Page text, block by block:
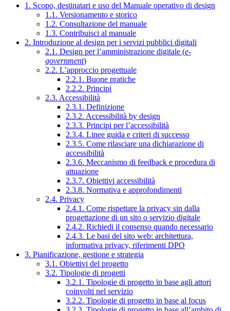
1. Scopo, destinatari e uso del Manuale operativo di design
1.1. Versionamento e storico
1.2. Consultazione del manuale
1.3. Contribuisci al manuale
2. Introduzione al design per i servizi pubblici digitali
2.1. Design per l’amministrazione digitale (e-
government)
2.2. L’approccio progettuale
2.2.1. Buone pratiche
2.2.2. Principi
2.3. Accessibilità
2.3.1. Definizione
2.3.2. Accessibilità by design
2.3.3. Principi per l’accessibilità
2.3.4. Linee guida e criteri di successo
2.3.5. Come rilasciare una dichiarazione di
accessibilità
2.3.6. Meccanismo di feedback e procedura di
attuazione
2.3.7. Obiettivi accessibilità
2.3.8. Normativa e approfondimenti
2.4. Privacy
2.4.1. Come rispettare la privacy sin dalla
progettazione di un sito o servizio digitale
2.4.2. Richiedi il consenso quando necessario
2.4.3. Le basi del sito web: architettura,
informativa privacy, riferimenti DPO
3. Pianificazione, gestione e strategia
3.1. Obiettivi del progetto
3.2. Tipologie di progetti
3.2.1. Tipologie di progetto in base agli attori
coinvolti nel servizio
3.2.2. Tipologie di progetto in base al focus